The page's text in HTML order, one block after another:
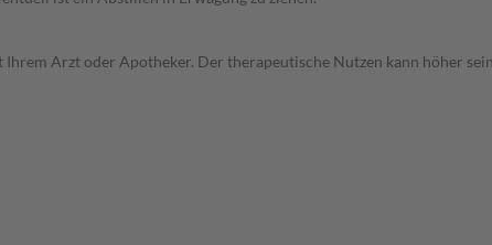
Arzt oder Apotheker. Der therapeutische Nutzen kann höher